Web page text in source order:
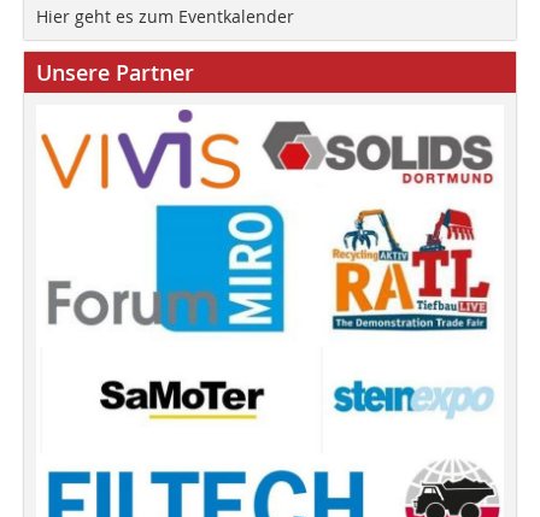
Hier geht es zum Eventkalender
Unsere Partner